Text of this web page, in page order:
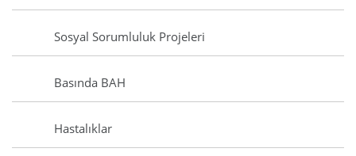
Sosyal Sorumluluk Projeleri
Basında BAH
Hastalıklar